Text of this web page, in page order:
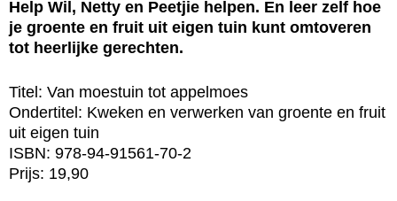
Help Wil, Netty en Peetjie helpen. En leer zelf hoe
je groente en fruit uit eigen tuin kunt omtoveren
tot heerlijke gerechten.
Titel: Van moestuin tot appelmoes
Ondertitel: Kweken en verwerken van groente en fruit
uit eigen tuin
ISBN: 978-94-91561-70-2
Prijs: 19,90